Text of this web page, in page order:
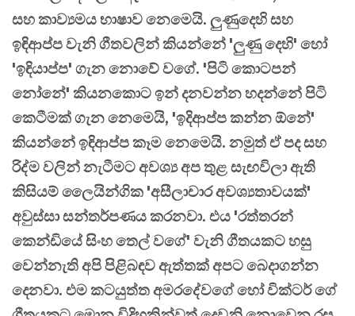
සහ කාව්‍යමය භාෂාව නෙමෙයි. ලුණුදෙහි සහ
ඉඳිආප්ප වැනි ගීතවලින් කියන්නේ 'ලුණු දෙහි' හෝ
'ඉඳියාප්ප' ගැන නොවේ වගේ. 'පිටි කොටපන්
නෝනේ' කියනකොට ඉන් දනවන්න හදන්නේ පිටි
කෙටීමක් ගැන නෙමෙයි, 'ඉදිආප්ප කන්න ඕනේ'
කියන්නේ ඉඳිආප්ප කෑම නෙමෙයි. නමුත් ඒ පද සහ
රිද්ම වලින් නැටීමට අවශ්‍ය අප තුළ සැඟවිලා ඇති
කිසියම් ලෛයින්ගික 'අසීලාචාර අවශ්‍යතාවයක්'
අවුස්සා සන්තර්පණය කරනවා. එය 'රත්තරන්
කෙන්ඩියේ සිංහ තෙල් වගේ' වැනි ගීතයකට හසු
වෙන්නැති අපි පිළිබඳව ඇත්තක් අපට බෙදාගන්න
දෙනවා. එම කටයුත්ත අමරදේවගේ හෝ වික්ටර් ගේ